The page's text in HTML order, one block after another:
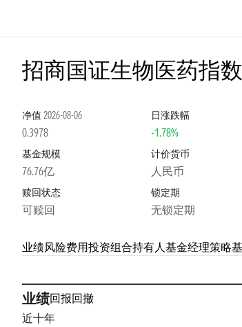
招商国证生物医药指
净值 2026-08-06
0.3978
日涨跌幅
-1.78%
基金规模
76.76亿
计价货币
人民币
赎回状态
可赎回
锁定期
无锁定期
业绩风险费用投资组合持有人基金经理策略
业绩回报回撤
近十年